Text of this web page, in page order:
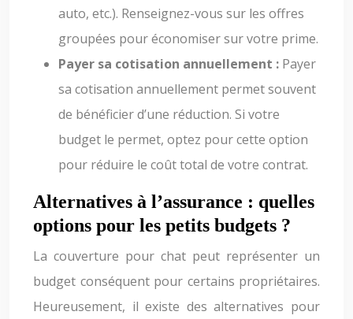
auto, etc.). Renseignez-vous sur les offres
groupées pour économiser sur votre prime.
Payer sa cotisation annuellement : Payer
sa cotisation annuellement permet souvent
de bénéficier d’une réduction. Si votre
budget le permet, optez pour cette option
pour réduire le coût total de votre contrat.
Alternatives à l’assurance : quelles
options pour les petits budgets ?
La couverture pour chat peut représenter un
budget conséquent pour certains propriétaires.
Heureusement, il existe des alternatives pour